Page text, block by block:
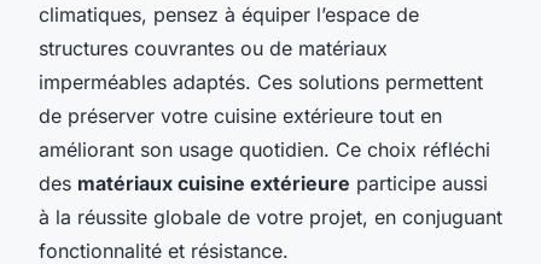
climatiques, pensez à équiper l’espace de
structures couvrantes ou de matériaux
imperméables adaptés. Ces solutions permettent
de préserver votre cuisine extérieure tout en
améliorant son usage quotidien. Ce choix réfléchi
des matériaux cuisine extérieure participe aussi
à la réussite globale de votre projet, en conjuguant
fonctionnalité et résistance.